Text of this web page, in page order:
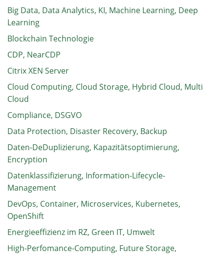
Big Data, Data Analytics, KI, Machine Learning, Deep
Learning
Blockchain Technologie
CDP, NearCDP
Citrix XEN Server
Cloud Computing, Cloud Storage, Hybrid Cloud, Multi
Cloud
Compliance, DSGVO
Data Protection, Disaster Recovery, Backup
Daten-DeDuplizierung, Kapazitätsoptimierung,
Encryption
Datenklassifizierung, Information-Lifecycle-
Management
DevOps, Container, Microservices, Kubernetes,
OpenShift
Energieeffizienz im RZ, Green IT, Umwelt
High-Perfomance-Computing, Future Storage,